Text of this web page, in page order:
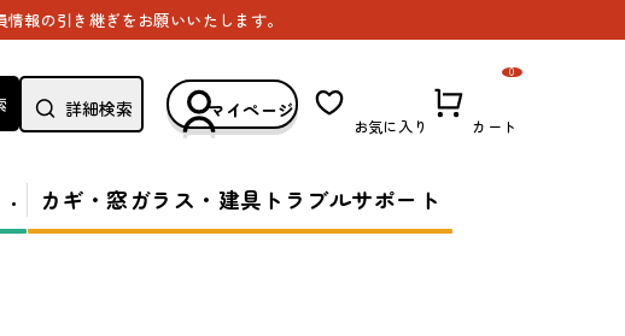
報の引き継ぎをお願いいたします。
詳細検索 マイページ
お気に入り カート
0
カギ・窓ガラス・建具トラブルサポート